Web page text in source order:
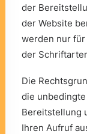
der
der Website
werden nur
der
Die
die
Bereitstellung
Ihren Aufruf